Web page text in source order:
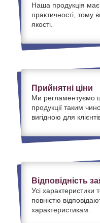
Наша продукція має
практичності, тому
якості.
Прийнятні ціни
Ми регламентуємо
продукції таким
вигідною для
Відповідність
Усі характеристики
повністю
характеристикам.